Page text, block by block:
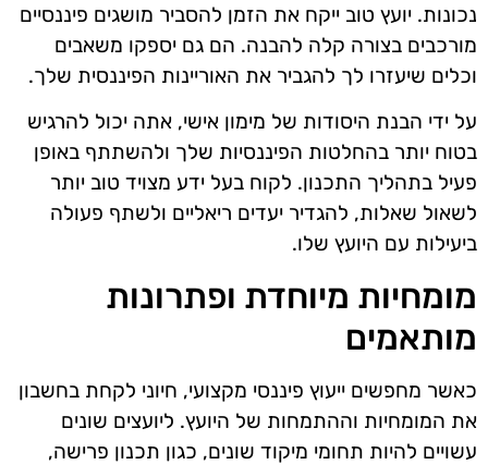
נכונות. יועץ טוב ייקח את הזמן להסביר מושגים פיננסיים
מורכבים בצורה קלה להבנה. הם גם יספקו משאבים
וכלים שיעזרו לך להגביר את האוריינות הפיננסית שלך.
על ידי הבנת היסודות של מימון אישי, אתה יכול להרגיש
בטוח יותר בהחלטות הפיננסיות שלך ולהשתתף באופן
פעיל בתהליך התכנון. לקוח בעל ידע מצויד טוב יותר
לשאול שאלות, להגדיר יעדים ריאליים ולשתף פעולה
ביעילות עם היועץ שלו.
מומחיות מיוחדת ופתרונות
מותאמים
כאשר מחפשים ייעוץ פיננסי מקצועי, חיוני לקחת בחשבון
את המומחיות וההתמחות של היועץ. ליועצים שונים
עשויים להיות תחומי מיקוד שונים, כגון תכנון פרישה,